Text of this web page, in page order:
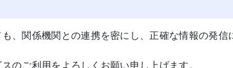
、関係機関との連携を密にし、正確な情報の発信
のご利用をよろしくお願い申し上げます。